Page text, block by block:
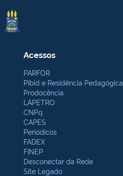
Acessos
PARFOR
Pibid e Residência Pedagógica
Prodocência
LAPETRO
CNPq
CAPES
Periódicos
FADEX
FINEP
Desconectar da Rede
Site Legado